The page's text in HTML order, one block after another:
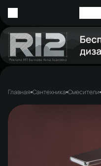
Главная Сантехника Смесители